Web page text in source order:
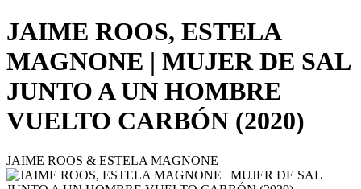
JAIME ROOS, ESTELA
MAGNONE | MUJER DE SAL
JUNTO A UN HOMBRE
VUELTO CARBÓN (2020)
JAIME ROOS & ESTELA MAGNONE